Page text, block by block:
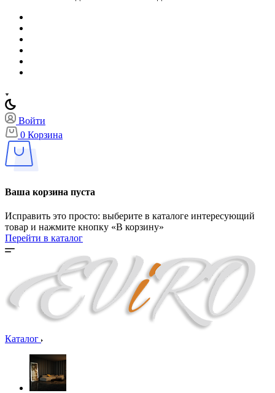
Войти
0 Корзина
Ваша корзина пуста
Исправить это просто: выберите в каталоге интересующий
товар и нажмите кнопку «В корзину»
Перейти в каталог
Каталог